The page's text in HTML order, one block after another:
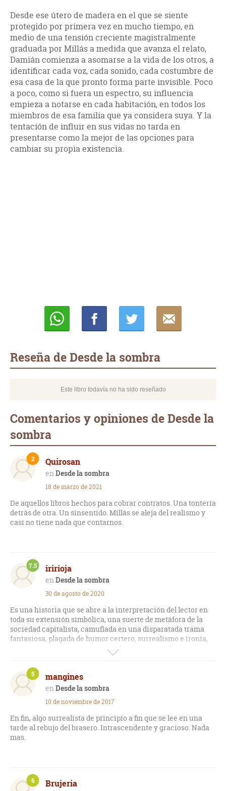
Desde ese útero de madera en el que se siente
protegido por primera vez en mucho tiempo, en
medio de una tensión creciente magistralmente
graduada por Millás a medida que avanza el relato,
Damián comienza a asomarse a la vida de los otros, a
identificar cada voz, cada sonido, cada costumbre de
esa casa de la que pronto forma parte invisible. Poco
a poco, como si fuera un espectro, su influencia
empieza a notarse en cada habitación, en todos los
miembros de esa familia que ya considera suya. Y la
tentación de influir en sus vidas no tarda en
presentarse como la mejor de las opciones para
cambiar su propia existencia.
Reseña de Desde la sombra
Este libro todavía no ha sido reseñado
Comentarios y opiniones de Desde la
sombra
Quirosan
Desde la sombra
2
18 de marzo de 2021
De aquellos libros hechos para cobrar contratos. Una tontería
detrás de otra. Un sinsentido. Millás se aleja del realismo y
casi no tiene nada que contarnos.
iririoja
Desde la sombra
7.5
30 de agosto de 2020
Es una historia que se abre a la interpretación del lector en
toda su extensión simbólica, una suerte de metáfora de la
sociedad capitalista, camuflada en una disparatada trama
fantasiosa, plagada de humor certero, surrealismo e ironía,
no siempre necesariamente sutiles. La exitosa “Los
Asquerosos” parece beber, más de lo debido, de esta fuente,
incomprensiblemente no tan afamada. Nunca un viejo
armario dio para tanto.
mangines
Desde la sombra
5
10 de noviembre de 2017
En fin, algo surrealista de principio a fin que se lee en una
tarde al rebujo del brasero. Intrascendente y gracioso. Nada
mas.
Brujeria
6